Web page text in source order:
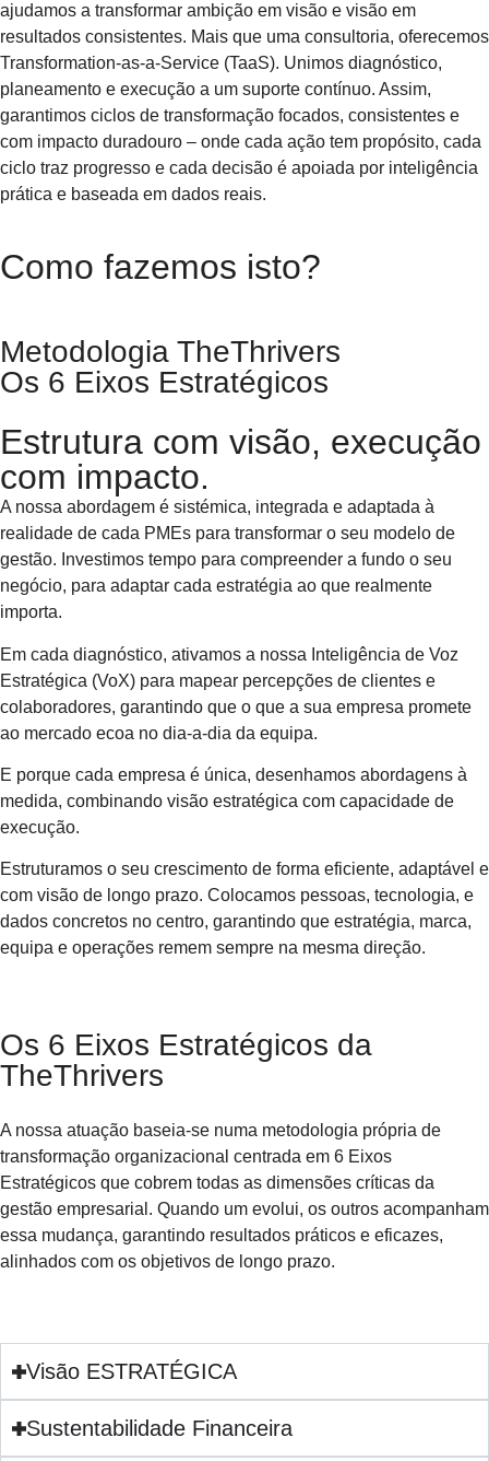
ajudamos a transformar ambição em visão e visão em
resultados consistentes. Mais que uma consultoria, oferecemos
Transformation-as-a-Service (TaaS). Unimos diagnóstico,
planeamento e execução a um suporte contínuo. Assim,
garantimos ciclos de transformação focados, consistentes e
com impacto duradouro – onde cada ação tem propósito, cada
ciclo traz progresso e cada decisão é apoiada por inteligência
prática e baseada em dados reais.
Como fazemos isto?​
Metodologia TheThrivers
Os 6 Eixos Estratégicos
Estrutura com visão, execução
com impacto.
A nossa abordagem é sistémica, integrada e adaptada à
realidade de cada PMEs para transformar o seu modelo de
gestão. Investimos tempo para compreender a fundo o seu
negócio, para adaptar cada estratégia ao que realmente
importa.
Em cada diagnóstico, ativamos a nossa Inteligência de Voz
Estratégica (VoX) para mapear percepções de clientes e
colaboradores, garantindo que o que a sua empresa promete
ao mercado ecoa no dia-a-dia da equipa.
E porque cada empresa é única, desenhamos abordagens à
medida, combinando visão estratégica com capacidade de
execução.
Estruturamos o seu crescimento de forma eficiente, adaptável e
com visão de longo prazo. Colocamos pessoas, tecnologia, e
dados concretos no centro, garantindo que estratégia, marca,
equipa e operações remem sempre na mesma direção.
Os 6 Eixos Estratégicos da
TheThrivers​
A nossa atuação baseia-se numa metodologia própria de
transformação organizacional centrada em 6 Eixos
Estratégicos que cobrem todas as dimensões críticas da
gestão empresarial. Quando um evolui, os outros acompanham
essa mudança, garantindo resultados práticos e eficazes,
alinhados com os objetivos de longo prazo.
Visão ESTRATÉGICA
Sustentabilidade Financeira